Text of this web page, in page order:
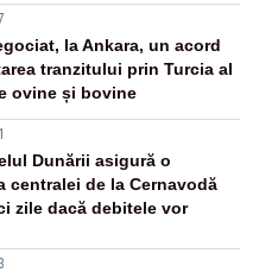
la Ankara, un acord
tranzitului prin Turcia al
ovine și bovine
Dunării asigură o
centralei de la Cernavodă
zile dacă debitele vor